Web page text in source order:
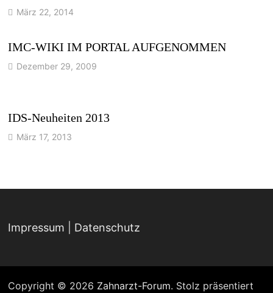
März 22, 2014
IMC-WIKI IM PORTAL AUFGENOMMEN
Dezember 29, 2009
IDS-Neuheiten 2013
März 17, 2013
Impressum Datenschutz
Copyright © 2026 Zahnarzt-Forum. Stolz präsentiert